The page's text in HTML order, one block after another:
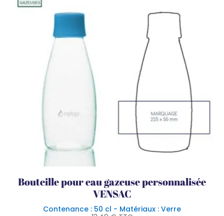
Bouteille pour eau gazeuse personnalisée
VENSAC
Contenance : 50 cl - Matériaux : Verre